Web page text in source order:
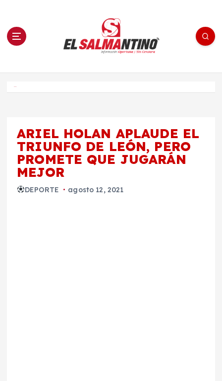
n El Salmantino - medios/noticias/editorial
ARIEL HOLAN APLAUDE EL
TRIUNFO DE LEÓN, PERO
PROMETE QUE JUGARÁN
MEJOR
DEPORTE agosto 12, 2021